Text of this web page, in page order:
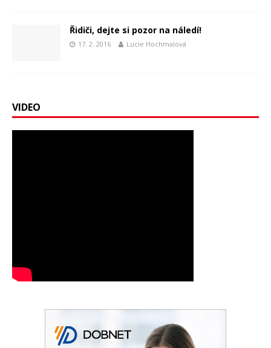
Řidiči, dejte si pozor na náledí!
17. 2. 2016 Lucie Hochmalová
VIDEO